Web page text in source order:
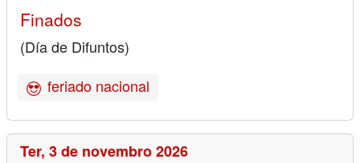
Finados
(Día de Difuntos)
feriado nacional
Ter, 3 de novembro 2026